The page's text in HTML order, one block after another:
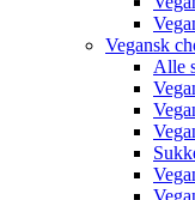
Vegansk
Alle